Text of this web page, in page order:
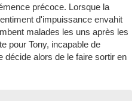
précoce. Lorsque la
d'impuissance envahit
malades les uns après les
pour Tony, incapable de
décide alors de le faire sortir en